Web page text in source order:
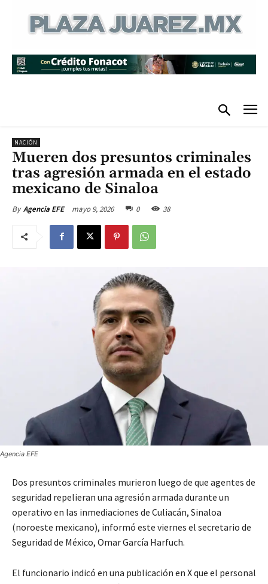
NACIÓN
Mueren dos presuntos criminales
tras agresión armada en el estado
mexicano de Sinaloa
By Agencia EFE mayo 9, 2026 0 38
Agencia EFE
Dos presuntos criminales murieron luego de que agentes de
seguridad repelieran una agresión armada durante un
operativo en las inmediaciones de Culiacán, Sinaloa
(noroeste mexicano), informó este viernes el secretario de
Seguridad de México, Omar García Harfuch.
El funcionario indicó en una publicación en X que el personal